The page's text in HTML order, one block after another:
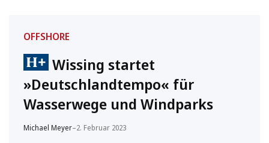
OFFSHORE
Wissing startet
»Deutschlandtempo« für
Wasserwege und Windparks
Michael Meyer–2. Februar 2023